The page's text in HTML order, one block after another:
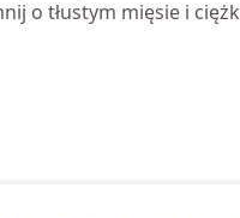
o tłustym mięsie i